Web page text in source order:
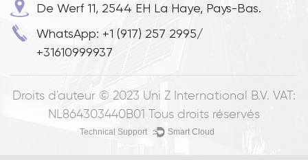
De Werf 11, 2544 EH La Haye, Pays-Bas.
WhatsApp: +1 (917) 257 2995/
+31610999937
Droits d'auteur © 2023 Uni Z International B.V. VAT:
NL864303440B01
Tous droits réservés
Technical Support ： Smart Cloud